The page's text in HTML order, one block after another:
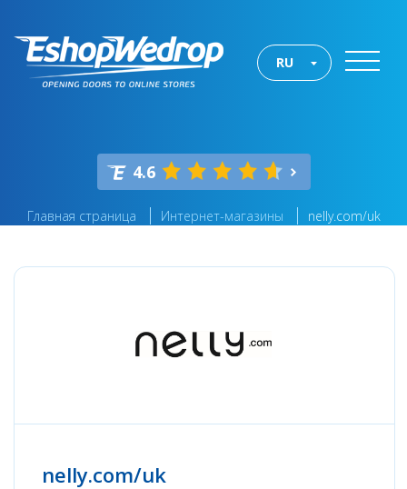
RU
4.6
Главная страница Интернет-магазины nelly.com/uk
nelly.com/uk